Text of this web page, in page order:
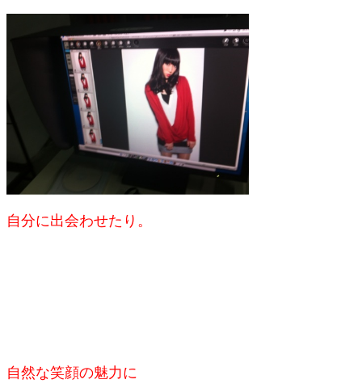
自分に出会わせたり。
自然な笑顔の魅力に